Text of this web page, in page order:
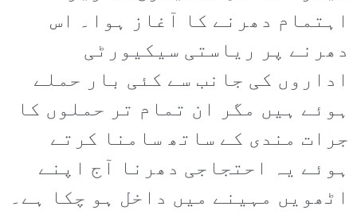
اہتمام دھرنے کا آغاز ہوا۔ اس
دھرنے پر ریاستی سیکیورٹی
اداروں کی جانب سے کئی بار حملے
ہوئے ہیں مگر ان تمام تر حملوں کا
جرات مندی کے ساتھ سامنا کرتے
ہوئے یہ احتجاجی دھرنا آج اپنے
اٹھویں مہینے میں داخل ہو چکا ہے۔